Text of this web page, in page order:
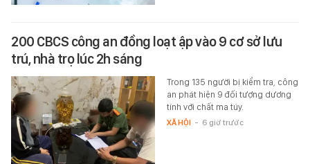
200 CBCS công an đồng loạt ập vào 9 cơ sở lưu
trú, nhà trọ lúc 2h sáng
Trong 135 người bị kiểm tra, công
an phát hiện 9 đối tượng dương
tính với chất ma túy.
XÃ HỘI - 6 giờ trước